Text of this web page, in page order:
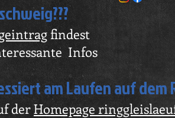
findest
Infos
am Laufen auf dem
derHomepage